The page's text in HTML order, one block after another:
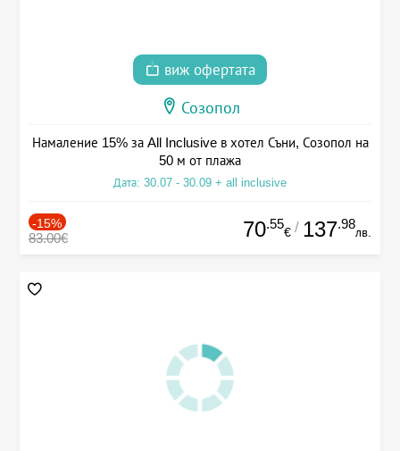
виж офертата
Созопол
Намаление 15% за All Inclusive в хотел Съни, Созопол на
50 м от плажа
Дата: 30.07 - 30.09 + all inclusive
-15%
83.00€ 70.55
€ / 137.98
лв.